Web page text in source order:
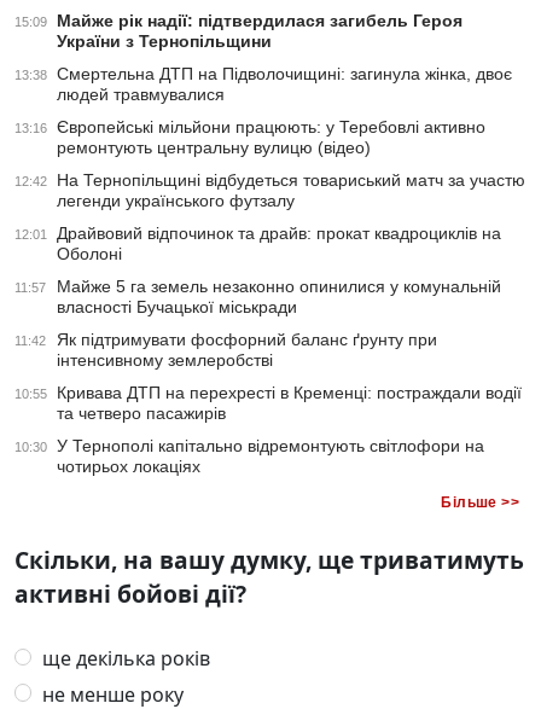
15:09
Майже рік надії: підтвердилася загибель Героя
України з Тернопільщини
13:38
Смертельна ДТП на Підволочищині: загинула жінка, двоє
людей травмувалися
13:16
Європейські мільйони працюють: у Теребовлі активно
ремонтують центральну вулицю (відео)
12:42
На Тернопільщині відбудеться товариський матч за участю
легенди українського футзалу
12:01
Драйвовий відпочинок та драйв: прокат квадроциклів на
Оболоні
11:57
Майже 5 га земель незаконно опинилися у комунальній
власності Бучацької міськради
11:42
Як підтримувати фосфорний баланс ґрунту при
інтенсивному землеробстві
10:55
Кривава ДТП на перехресті в Кременці: постраждали водії
та четверо пасажирів
10:30
У Тернополі капітально відремонтують світлофори на
чотирьох локаціях
Більше >>
Скільки, на вашу думку, ще триватимуть
активні бойові дії?
ще декілька років
не менше року